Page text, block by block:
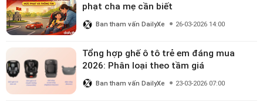
phạt cha mẹ cần biết
Ban tham vấn DailyXe 26-03-2026 14:00
Tổng hợp ghế ô tô trẻ em đáng mua
2026: Phân loại theo tầm giá
Ban tham vấn DailyXe 23-03-2026 07:00